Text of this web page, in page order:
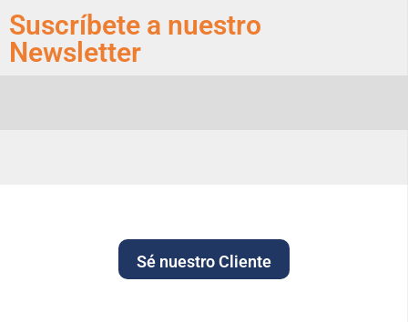
Suscríbete a nuestro
Newsletter
Sé nuestro Cliente